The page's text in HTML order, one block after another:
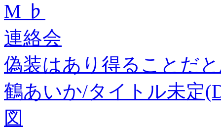
M ♭
連絡会
偽装はあり得ることだ
鶴あいか/タイトル未定
図